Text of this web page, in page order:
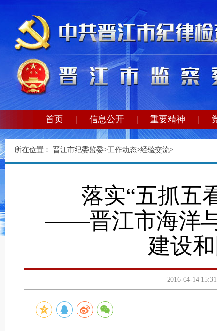
首页 | 信息公开 | 重要精神 |
所在位置： 晋江市纪委监委>工作动态>经验交流>
落实“五抓五
——晋江市海洋
建设
2016-04-14